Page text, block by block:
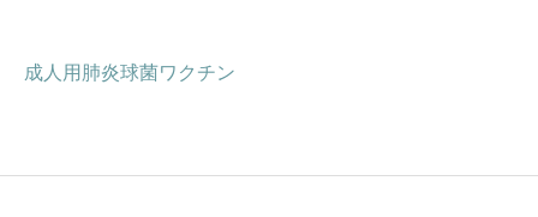
成人用肺炎球菌ワクチン